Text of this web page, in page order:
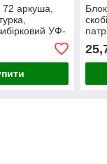
аркуша,
УФ-